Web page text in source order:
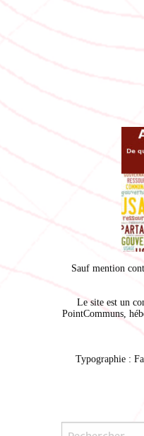
Sauf mention
Le site est un
PointCommuns,
Typographie :